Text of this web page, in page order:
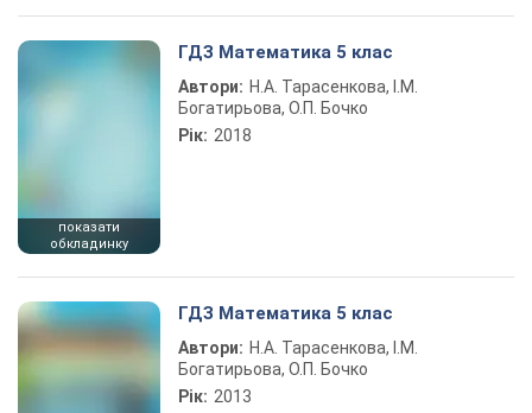
показати
обкладинку
ГДЗ Математика 5 клас
Автори: Н.А. Тарасенкова, І.М.
Богатирьова, О.П. Бочко
Рік: 2018
ГДЗ Математика 5 клас
Автори: Н.А. Тарасенкова, І.М.
Богатирьова, О.П. Бочко
Рік: 2013